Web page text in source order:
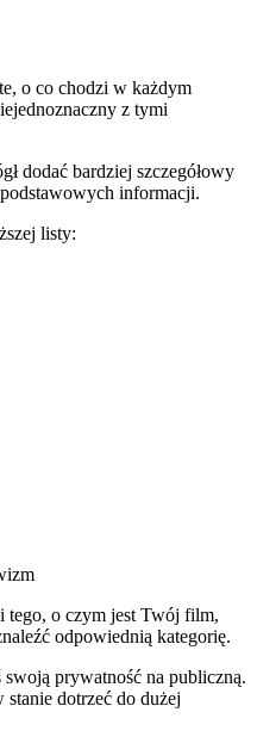
o co chodzi w każdym
z tymi
dodać bardziej szczegółowy
informacji.
listy:
tego, o czym jest Twój film,
odpowiednią kategorię.
prywatność na publiczną.
dotrzeć do dużej